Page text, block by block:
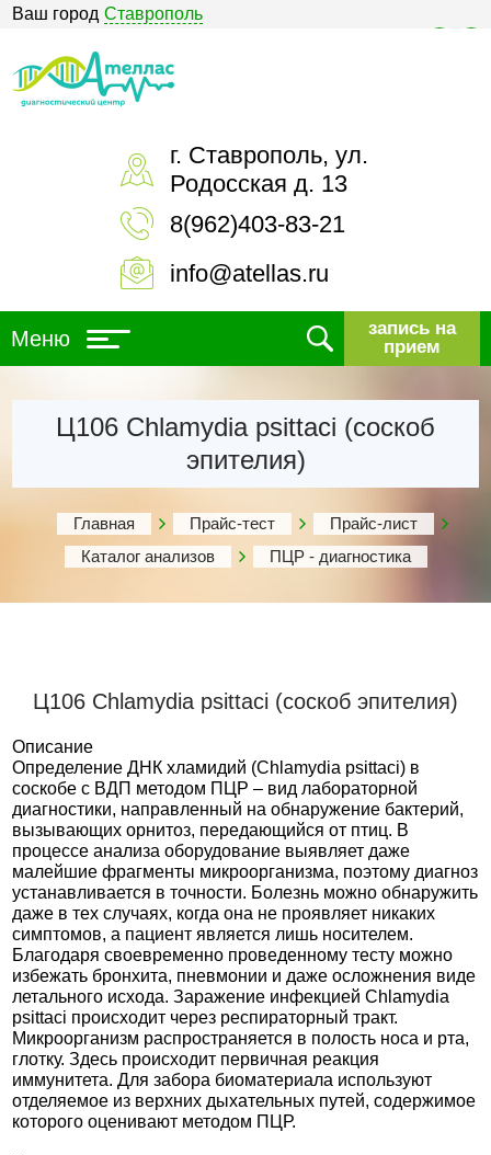
Ваш город Ставрополь
г. Ставрополь, ул.
Родосская д. 13
8(962)403-83-21
info@atellas.ru
Меню
запись на
прием
Ц106 Chlamydia psittaci (соскоб
эпителия)
Главная Прайс-тест
Прайс-лист
Каталог анализов
ПЦР - диагностика
Ц106 Chlamydia psittaci (соскоб эпителия)
Описание
Определение ДНК хламидий (Chlamydia psittaci) в
соскобе с ВДП методом ПЦР – вид лабораторной
диагностики, направленный на обнаружение бактерий,
вызывающих орнитоз, передающийся от птиц. В
процессе анализа оборудование выявляет даже
малейшие фрагменты микроорганизма, поэтому диагноз
устанавливается в точности. Болезнь можно обнаружить
даже в тех случаях, когда она не проявляет никаких
симптомов, а пациент является лишь носителем.
Благодаря своевременно проведенному тесту можно
избежать бронхита, пневмонии и даже осложнения виде
летального исхода. Заражение инфекцией Chlamydia
psittaci происходит через респираторный тракт.
Микроорганизм распространяется в полость носа и рта,
глотку. Здесь происходит первичная реакция
иммунитета. Для забора биоматериала используют
отделяемое из верхних дыхательных путей, содержимое
которого оценивают методом ПЦР.